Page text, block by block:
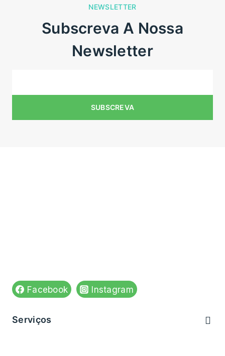
NEWSLETTER
Subscreva A Nossa
Newsletter
Facebook Instagram
Serviços